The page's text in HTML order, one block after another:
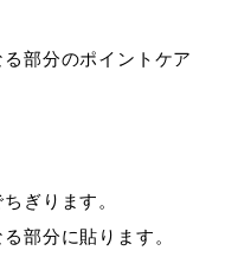
部分のポイントケア
ぎります。
部分に貼ります。